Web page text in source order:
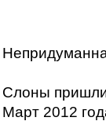
Слоны пришли
Март 2012